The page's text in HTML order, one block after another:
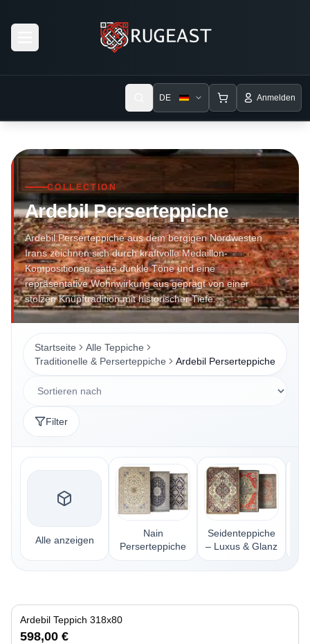
DE Anmelden
COLLECTION
Ardebil Perserteppiche
Ardebil Perserteppiche aus dem bergigen Nordwesten
Irans zeichnen sich durch kraftvolle Medaillon-
Kompositionen, satte dunkle Töne und eine
repräsentative Wohnwirkung aus geprägt von einer
stolzen Knüpftradition mit historischer Tiefe.
Startseite
Alle Teppiche
Traditionelle & Perserteppiche
Ardebil Perserteppiche
Filter
Alle anzeigen
Nain
Perserteppiche
Seidenteppiche
– Luxus & Glanz
Ardebil Teppich 318x80
598,00 €